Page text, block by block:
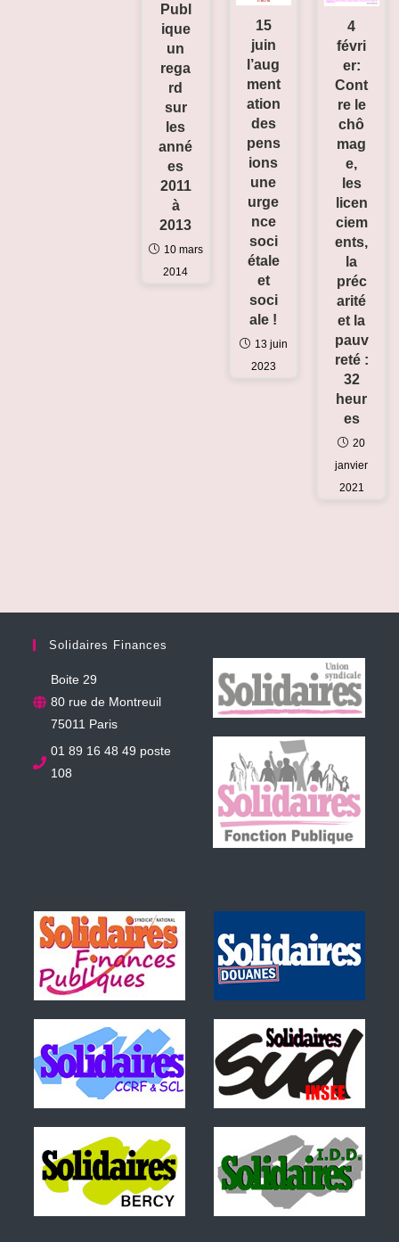
4
févri
er:
Cont
re le
chô
mag
e,
les
licen
ciem
ents,
la
préc
arité
et la
pauv
reté :
32
heur
es
20
janvier
2021
15
juin
l’aug
ment
ation
des
pens
ions
une
urge
nce
soci
étale
et
soci
ale !
13 juin
2023
Publ
ique
un
rega
rd
sur
les
anné
es
2011
à
2013
10 mars
2014
Solidaires Finances
Boite 29
80 rue de Montreuil
75011 Paris
01 89 16 48 49 poste
108